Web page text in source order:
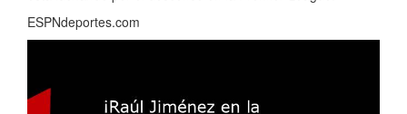
ESPNdeportes.com